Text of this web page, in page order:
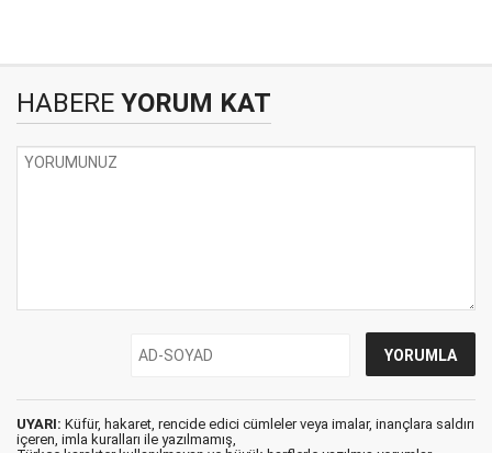
HABERE YORUM KAT
UYARI: Küfür, hakaret, rencide edici cümleler veya imalar, inançlara saldırı
içeren, imla kuralları ile yazılmamış,